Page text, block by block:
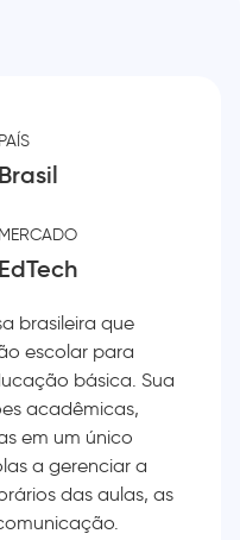
Brasil
EdTech
brasileira que
escolar para
básica. Sua
acadêmicas,
em um único
a gerenciar a
das aulas, as